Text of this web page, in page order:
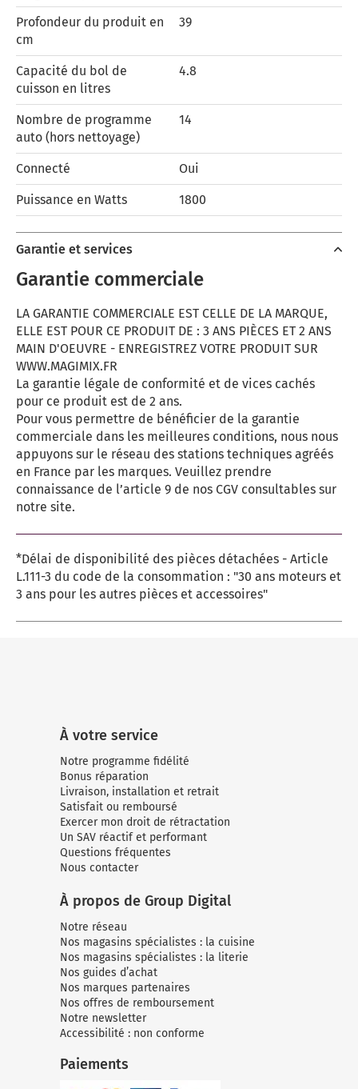
Profondeur du produit en
cm
39
Capacité du bol de
cuisson en litres
4.8
Nombre de programme
auto (hors nettoyage)
14
Connecté Oui
Puissance en Watts 1800
Garantie et services
Garantie commerciale
LA GARANTIE COMMERCIALE EST CELLE DE LA MARQUE,
ELLE EST POUR CE PRODUIT DE : 3 ANS PIÈCES ET 2 ANS
MAIN D'OEUVRE - ENREGISTREZ VOTRE PRODUIT SUR
WWW.MAGIMIX.FR
La garantie légale de conformité et de vices cachés
pour ce produit est de 2 ans.
Pour vous permettre de bénéficier de la garantie
commerciale dans les meilleures conditions, nous nous
appuyons sur le réseau des stations techniques agréés
en France par les marques. Veuillez prendre
connaissance de l’article 9 de nos CGV consultables sur
notre site.
*Délai de disponibilité des pièces détachées - Article
L.111-3 du code de la consommation : "30 ans moteurs et
3 ans pour les autres pièces et accessoires"
À votre service
Notre programme fidélité
Bonus réparation
Livraison, installation et retrait
Satisfait ou remboursé
Exercer mon droit de rétractation
Un SAV réactif et performant
Questions fréquentes
Nous contacter
À propos de Group Digital
Notre réseau
Nos magasins spécialistes : la cuisine
Nos magasins spécialistes : la literie
Nos guides d’achat
Nos marques partenaires
Nos offres de remboursement
Notre newsletter
Accessibilité : non conforme
Paiements